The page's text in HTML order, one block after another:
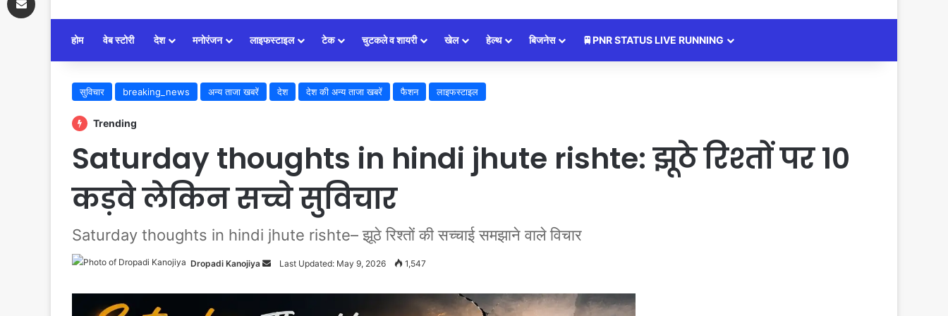
होम वेब स्टोरी देश मनोरंजन लाइफस्टाइल टेक चुटकले व शायरी खेल हेल्थ बिजनेस 🚆PNR STATUS LIVE RUNNING
सुविचार breaking_news अन्य ताजा खबरें देश देश की अन्य ताजा खबरें फैशन लाइफस्टाइल
Trending
Saturday thoughts in hindi jhute rishte: झूठे रिश्तों पर 10
कड़वे लेकिन सच्चे सुविचार
Saturday thoughts in hindi jhute rishte– झूठे रिश्तों की सच्चाई समझाने वाले विचार
Dropadi Kanojiya
Send
Last Updated: May 9, 2026 1,547